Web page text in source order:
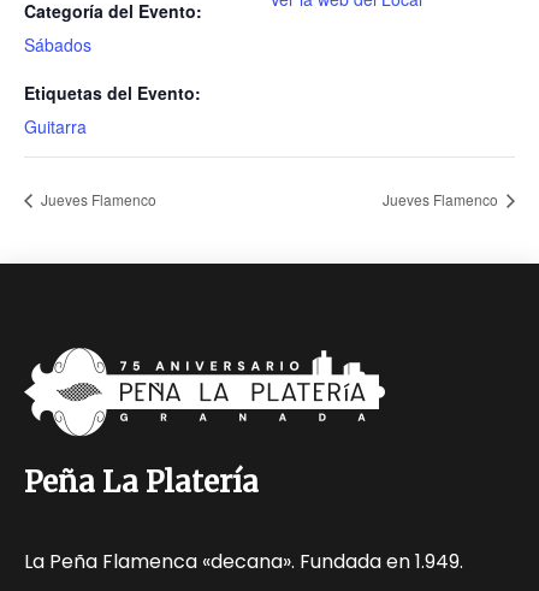
Categoría del Evento:
Sábados
Etiquetas del Evento:
Guitarra
Jueves Flamenco Jueves Flamenco
Peña La Platería
La Peña Flamenca «decana». Fundada en 1.949.